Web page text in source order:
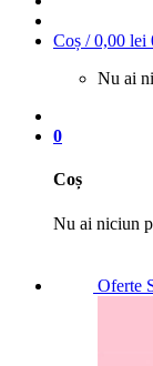
Coș /0,00 lei
Nu ai
0
Coș
Nu ai niciun
Oferte